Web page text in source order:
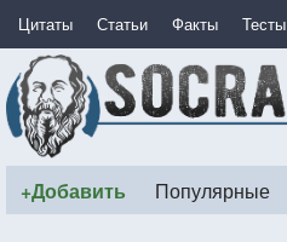
Цитаты Статьи Факты Тесты
+Добавить Популярные